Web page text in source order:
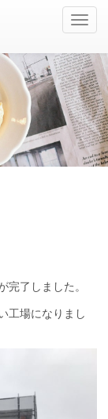
ナ
ビ
ゲ
ー
シ
ョ
ン
の
切
替
完了しました。
工場になりまし